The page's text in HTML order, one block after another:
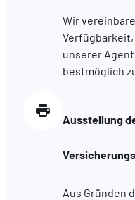
Wir
Verfügbarkeit,
unserer
bestmöglich
Ausstellung
Aus Gründen